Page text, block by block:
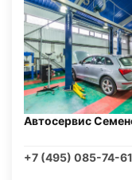
Автосервис
+7 (495) 085-74-61